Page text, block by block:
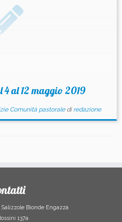
al 12 maggio 2019
Comunità pastorale di redazione
Bionde Engazzà
137a